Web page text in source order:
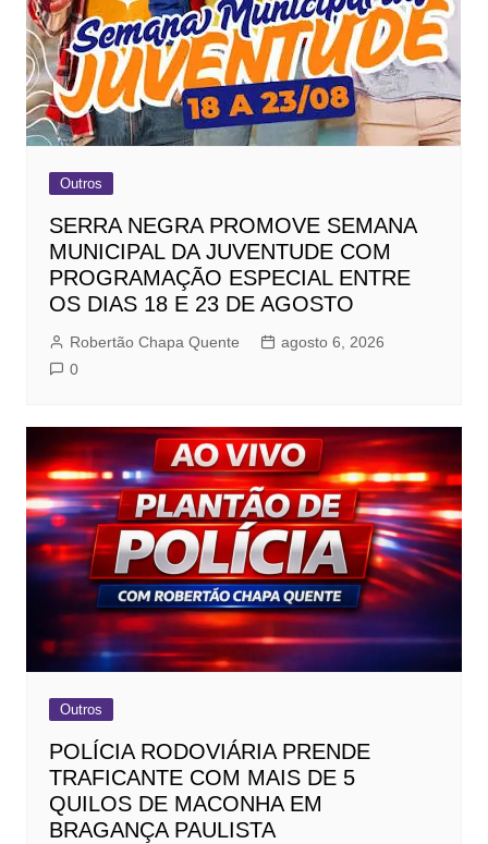
Outros
SERRA NEGRA PROMOVE SEMANA
MUNICIPAL DA JUVENTUDE COM
PROGRAMAÇÃO ESPECIAL ENTRE
OS DIAS 18 E 23 DE AGOSTO
Robertão Chapa Quente
agosto 6, 2026
0
Outros
POLÍCIA RODOVIÁRIA PRENDE
TRAFICANTE COM MAIS DE 5
QUILOS DE MACONHA EM
BRAGANÇA PAULISTA